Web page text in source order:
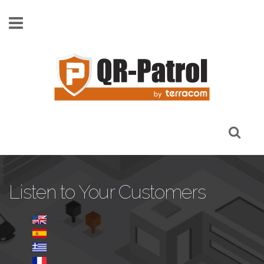
Listen to Your Customers